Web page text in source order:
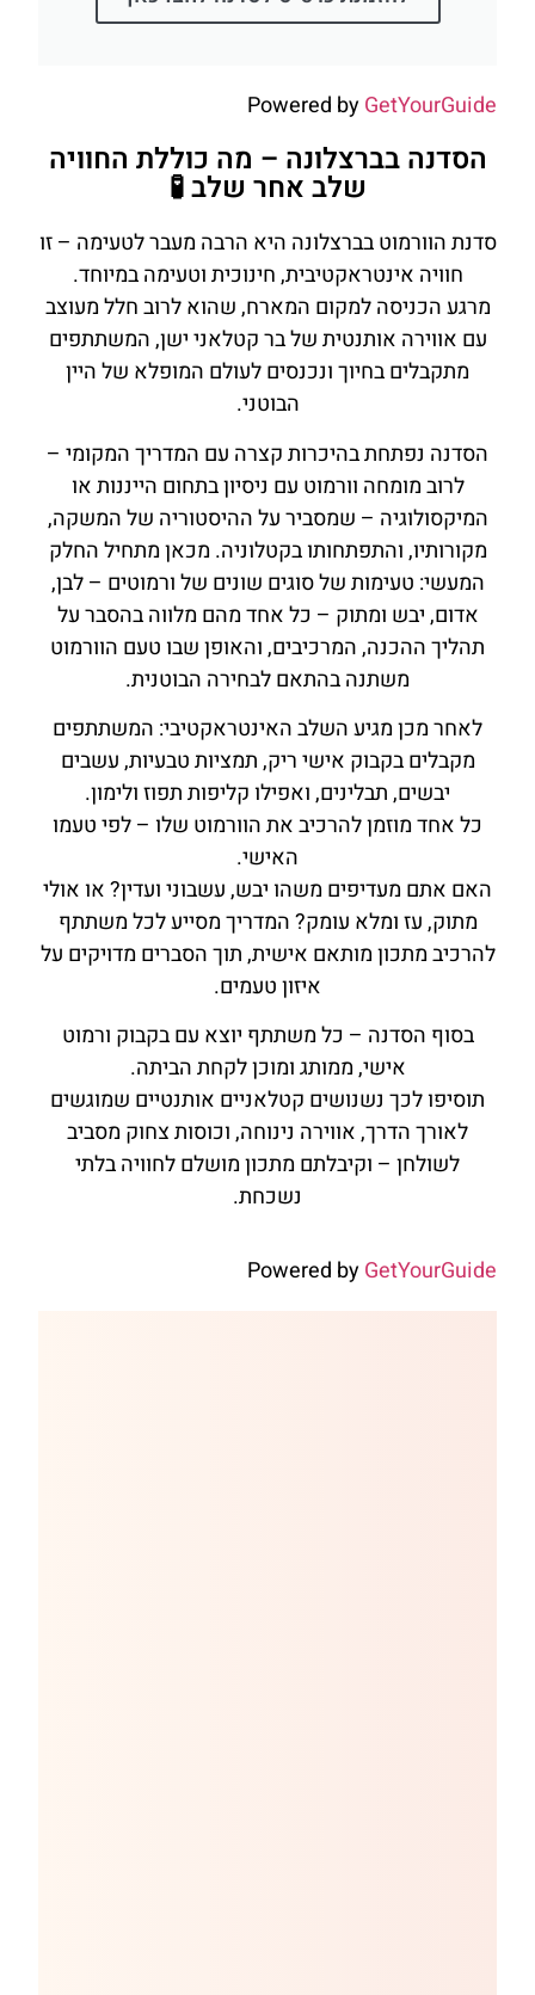
Powered byGetYourGuide
הסדנה בברצלונה – מה כוללת החוויה
שלב אחר שלב 🧪
סדנת הוורמוט בברצלונה היא הרבה מעבר לטעימה – זו
חוויה אינטראקטיבית, חינוכית וטעימה במיוחד.
מרגע הכניסה למקום המארח, שהוא לרוב חלל מעוצב
עם אווירה אותנטית של בר קטלאני ישן, המשתתפים
מתקבלים בחיוך ונכנסים לעולם המופלא של היין
הבוטני.
הסדנה נפתחת בהיכרות קצרה עם המדריך המקומי –
לרוב מומחה וורמוט עם ניסיון בתחום הייננות או
המיקסולוגיה – שמסביר על ההיסטוריה של המשקה,
מקורותיו, והתפתחותו בקטלוניה. מכאן מתחיל החלק
המעשי: טעימות של סוגים שונים של ורמוטים – לבן,
אדום, יבש ומתוק – כל אחד מהם מלווה בהסבר על
תהליך ההכנה, המרכיבים, והאופן שבו טעם הוורמוט
משתנה בהתאם לבחירה הבוטנית.
לאחר מכן מגיע השלב האינטראקטיבי: המשתתפים
מקבלים בקבוק אישי ריק, תמציות טבעיות, עשבים
יבשים, תבלינים, ואפילו קליפות תפוז ולימון.
כל אחד מוזמן להרכיב את הוורמוט שלו – לפי טעמו
האישי.
האם אתם מעדיפים משהו יבש, עשבוני ועדין? או אולי
מתוק, עז ומלא עומק? המדריך מסייע לכל משתתף
להרכיב מתכון מותאם אישית, תוך הסברים מדויקים על
איזון טעמים.
בסוף הסדנה – כל משתתף יוצא עם בקבוק ורמוט
אישי, ממותג ומוכן לקחת הביתה.
תוסיפו לכך נשנושים קטלאניים אותנטיים שמוגשים
לאורך הדרך, אווירה נינוחה, וכוסות צחוק מסביב
לשולחן – וקיבלתם מתכון מושלם לחוויה בלתי
נשכחת.
Powered byGetYourGuide